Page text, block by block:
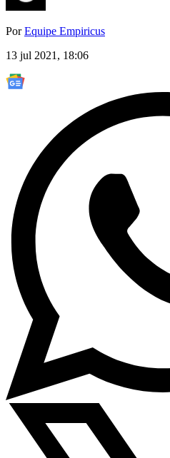
PorEquipe Empiricus
13 jul 2021, 18:06